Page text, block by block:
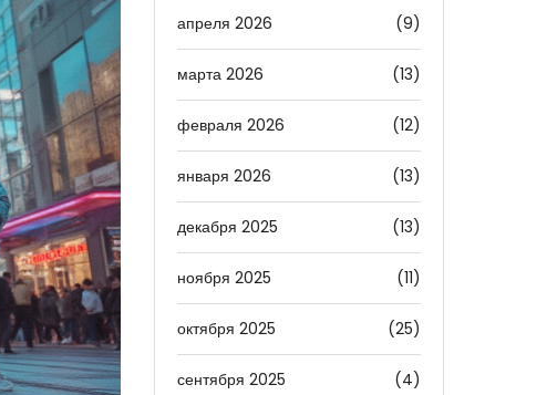
апреля 2026 (9)
марта 2026 (13)
февраля 2026 (12)
января 2026 (13)
декабря 2025 (13)
ноября 2025 (11)
октября 2025 (25)
сентября 2025 (4)